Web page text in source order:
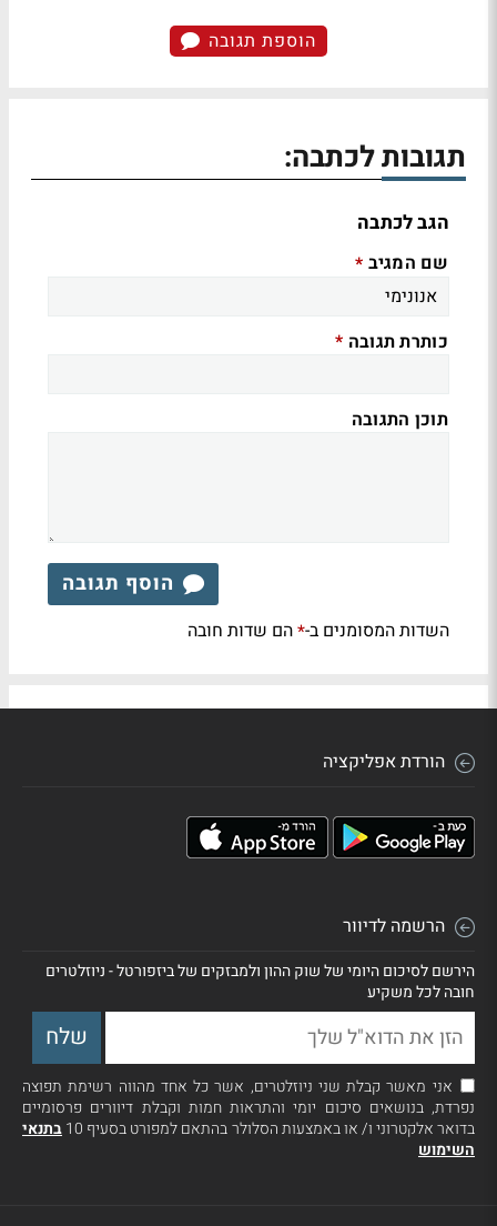
הוספת תגובה
תגובות לכתבה:
הגב לכתבה
שם המגיב *
כותרת תגובה *
תוכן התגובה
הוסף תגובה
השדות המסומנים ב-*הם שדות חובה
הורדת אפליקציה
הרשמה לדיוור
הירשם לסיכום היומי של שוק ההון ולמבזקים של ביזפורטל - ניוזלטרים
חובה לכל משקיע
אני מאשר קבלת שני ניוזלטרים, אשר כל אחד מהווה רשימת תפוצה
נפרדת, בנושאים סיכום יומי והתראות חמות וקבלת דיוורים פרסומיים
בדואר אלקטרוני ו/ או באמצעות הסלולר בהתאם למפורט בסעיף 10
בתנאי
השימוש